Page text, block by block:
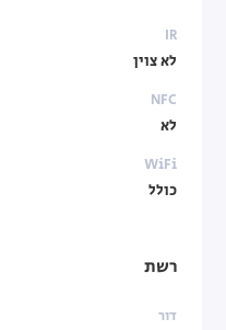
IR
לא צוין
NFC
לא
WiFi
כולל
רשת
דור